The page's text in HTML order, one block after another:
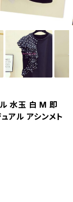
水玉 白 M 即
アル アシンメト